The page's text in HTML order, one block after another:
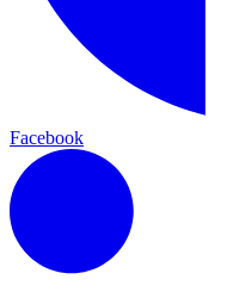
Facebook